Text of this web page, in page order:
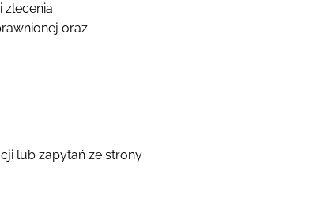
zlecenia
oraz
lub zapytań ze strony